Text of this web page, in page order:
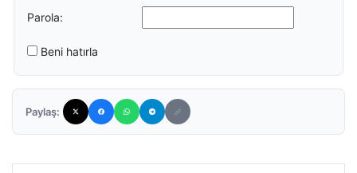
Parola:
Beni hatırla
Paylaş: